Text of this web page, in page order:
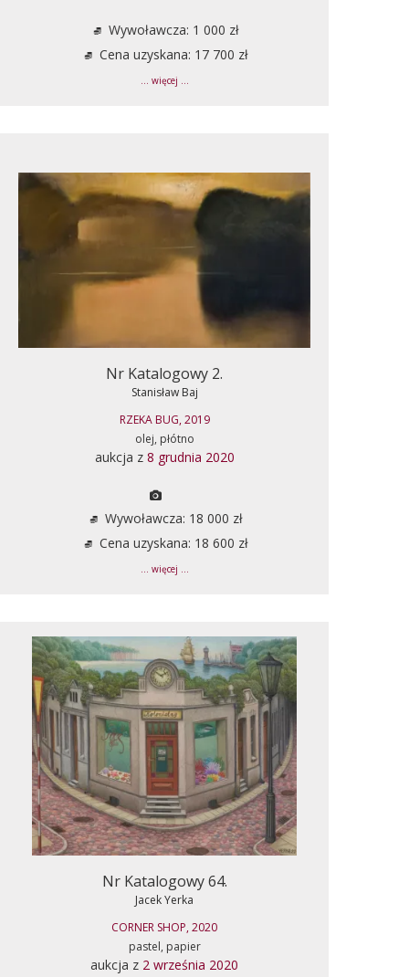
Wywoławcza: 1 000 zł
Cena uzyskana: 17 700 zł
... więcej ...
Nr Katalogowy 2.
Stanisław Baj
RZEKA BUG, 2019
olej, płótno
aukcja z 8 grudnia 2020
Wywoławcza: 18 000 zł
Cena uzyskana: 18 600 zł
... więcej ...
Nr Katalogowy 64.
Jacek Yerka
CORNER SHOP, 2020
pastel, papier
aukcja z 2 września 2020